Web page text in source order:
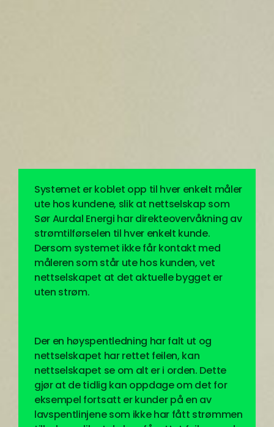
Systemet er koblet opp til hver enkelt måler
ute hos kundene, slik at nettselskap som
Sør Aurdal Energi har direkteovervåkning av
strømtilførselen til hver enkelt kunde.
Dersom systemet ikke får kontakt med
måleren som står ute hos kunden, vet
nettselskapet at det aktuelle bygget er
uten strøm.
Der en høyspentledning har falt ut og
nettselskapet har rettet feilen, kan
nettselskapet se om alt er i orden. Dette
gjør at de tidlig kan oppdage om det for
eksempel fortsatt er kunder på en av
lavspentlinjene som ikke har fått strømmen